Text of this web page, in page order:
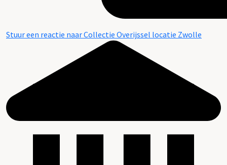
Stuur een reactie naar Collectie Overijssel locatie Zwolle